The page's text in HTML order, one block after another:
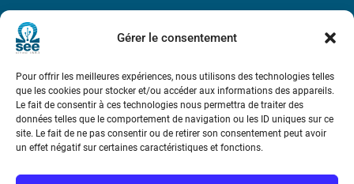
Gérer le consentement
Pour offrir les meilleures expériences, nous utilisons des technologies telles
que les cookies pour stocker et/ou accéder aux informations des appareils.
Le fait de consentir à ces technologies nous permettra de traiter des
données telles que le comportement de navigation ou les ID uniques sur ce
site. Le fait de ne pas consentir ou de retirer son consentement peut avoir
un effet négatif sur certaines caractéristiques et fonctions.
Bicentenaire des découvertes d’André-
Métro : « Boissière » Ligne 6 et « Iéna » Ligne 9
N° de SIREN : 785 393 232, Code APE : 9412Z TVA intra-
communautaire : FR44 785 393 232